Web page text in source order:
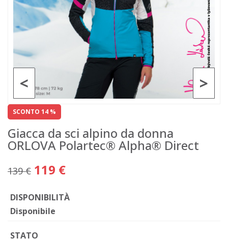
>
<
SCONTO 14 %
Giacca da sci alpino da donna
ORLOVA Polartec® Alpha® Direct
139 € 119 €
DISPONIBILITÀ
Disponibile
STATO